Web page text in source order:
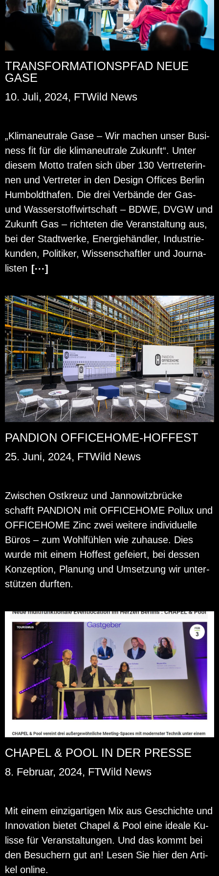
TRANSFORMATIONSPFAD NEUE
GASE
10. Juli, 2024, FTWild News
„Kli­ma­neu­tra­le Gase – Wir ma­chen unser Busi­
ness fit für die kli­ma­neu­tra­le Zu­kunft“. Unter
die­sem Motto tra­fen sich über 130 Ver­tre­te­rin­
nen und Ver­tre­ter in den De­sign Of­fices Ber­lin
Hum­bold­tha­fen. Die drei Ver­bän­de der Gas-
und Was­ser­stoff­wirt­schaft – BDWE, DVGW und
Zu­kunft Gas – rich­te­ten die Ver­an­stal­tung aus,
bei der Stadt­wer­ke, En­er­gie­händ­ler, In­dus­trie­
kun­den, Po­li­ti­ker, Wis­sen­schaft­ler und Jour­na­
lis­ten [···]
PANDION OFFICEHOME-HOFFEST
25. Juni, 2024, FTWild News
Zwi­schen Ost­kreuz und Jan­no­witz­brü­cke
schafft PAN­DI­ON mit OF­FICE­HO­ME Pol­lux und
OF­FICE­HO­ME Zinc zwei wei­te­re in­di­vi­du­el­le
Büros – zum Wohl­füh­len wie zu­hau­se. Dies
wurde mit einem Hof­fest ge­fei­ert, bei des­sen
Kon­zep­ti­on, Pla­nung und Um­set­zung wir un­ter­
stüt­zen durf­ten.
CHAPEL & POOL IN DER PRESSE
8. Februar, 2024, FTWild News
Mit einem ein­zig­ar­ti­gen Mix aus Ge­schich­te und
In­no­va­ti­on bie­tet Cha­pel & Pool eine idea­le Ku­
lis­se für Ver­an­stal­tun­gen. Und das kommt bei
den Be­su­chern gut an! Lesen Sie hier den Ar­ti­
kel on­line.